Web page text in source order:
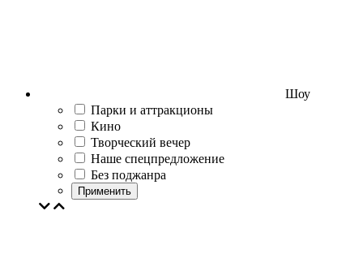
Шоу
Парки и аттракционы
Кино
Творческий вечер
Наше спецпредложение
Без поджанра
Применить